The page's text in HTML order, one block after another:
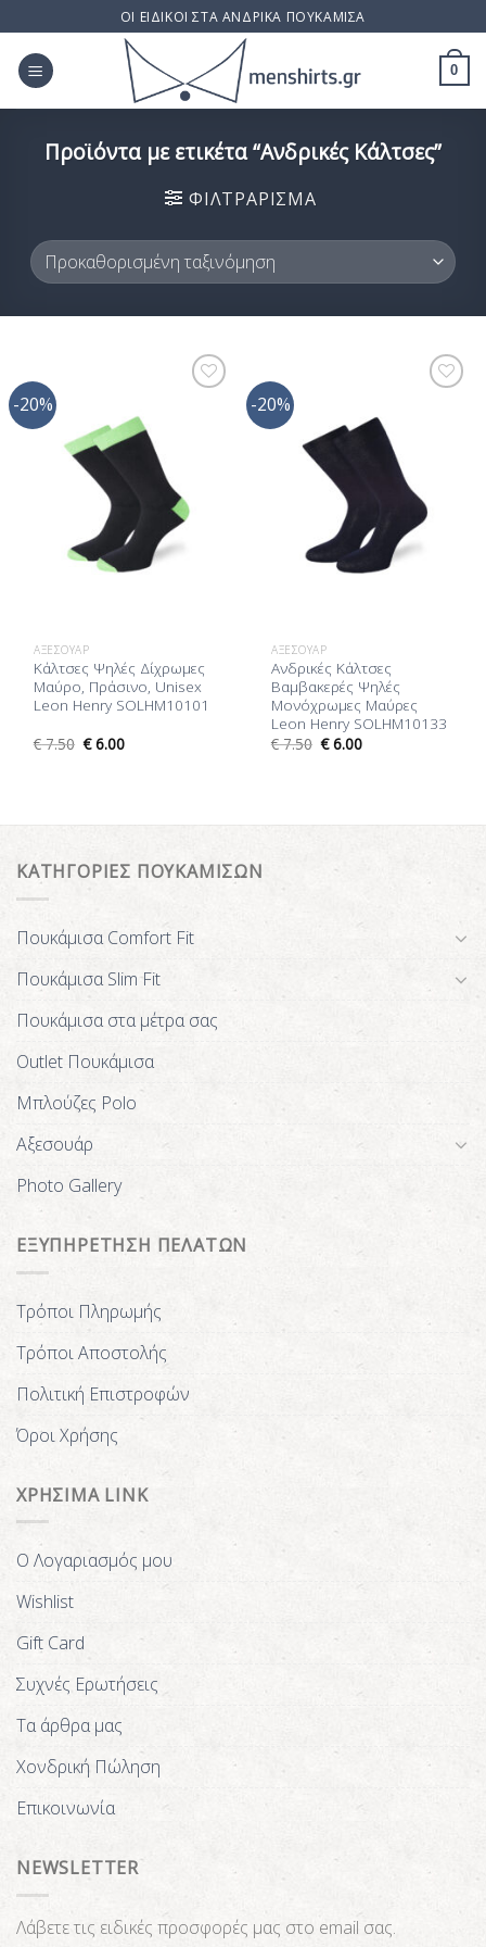
to
content
ΟΙ ΕΙΔΙΚΟΙ ΣΤΑ ΑΝΔΡΙΚΑ ΠΟΥΚΑΜΙΣΑ
0
Προϊόντα με ετικέτα “Ανδρικές Κάλτσες”
ΦΙΛΤΡΆΡΙΣΜΑ
-20%
ΑΞΕΣΟΥΆΡ
Κάλτσες Ψηλές Δίχρωμες
Μαύρο, Πράσινο, Unisex
Leon Henry SOLHM10101
€7.50 €6.00
-20%
ΑΞΕΣΟΥΆΡ
Ανδρικές Κάλτσες
Βαμβακερές Ψηλές
Μονόχρωμες Μαύρες
Leon Henry SOLHM10133
€7.50 €6.00
ΚΑΤΗΓΟΡΙΕΣ ΠΟΥΚΑΜΙΣΩΝ
Πουκάμισα Comfort Fit
Πουκάμισα Slim Fit
Πουκάμισα στα μέτρα σας
Outlet Πουκάμισα
Μπλούζες Polo
Αξεσουάρ
Photo Gallery
ΕΞΥΠΗΡΕΤΗΣΗ ΠΕΛΑΤΩΝ
Τρόποι Πληρωμής
Τρόποι Αποστολής
Πολιτική Επιστροφών
Όροι Χρήσης
ΧΡΗΣΙΜΑ LINK
Ο Λογαριασμός μου
Wishlist
Gift Card
Συχνές Ερωτήσεις
Τα άρθρα μας
Χονδρική Πώληση
Επικοινωνία
NEWSLETTER
Λάβετε τις ειδικές προσφορές μας στο email σας.